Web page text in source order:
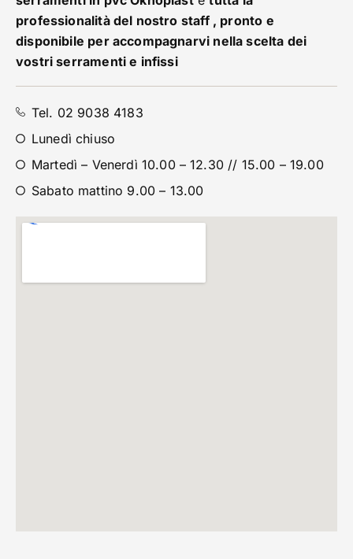
professionalità del nostro staff , pronto e
disponibile per accompagnarvi nella scelta dei
vostri serramenti e infissi
Tel. 02 9038 4183
Lunedì chiuso
Martedì – Venerdì 10.00 – 12.30 // 15.00 – 19.00
Sabato mattino 9.00 – 13.00